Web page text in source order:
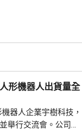
障，截至上月，美團
理。他又指，美團在
形機器人出貨量全
器人企業宇樹科技，
舉行交流會。公司董